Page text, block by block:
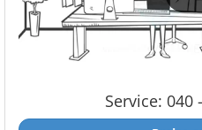
Service: 040